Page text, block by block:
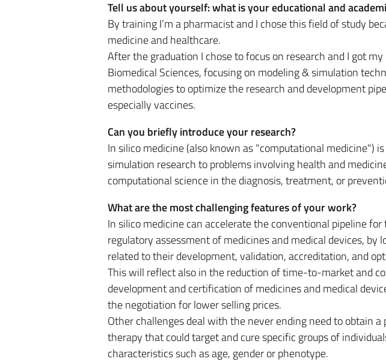
Tell us about yourself: what is your educational and
By training I’m a pharmacist and I chose this field of study
medicine and healthcare.
After the graduation I chose to focus on research and I got
Biomedical Sciences, focusing on modeling & simulation
methodologies to optimize the research and development
especially vaccines.
Can you briefly introduce your research?
In silico medicine (also known as "computational medicine")
simulation research to problems involving health and
computational science in the diagnosis, treatment, or
What are the most challenging features of your work?
In silico medicine can accelerate the conventional pipeline
regulatory assessment of medicines and medical devices, by
related to their development, validation, accreditation, and
This will reflect also in the reduction of time-to-market and
development and certification of medicines and medical
the negotiation for lower selling prices.
Other challenges deal with the never ending need to obtain a
therapy that could target and cure specific groups of
characteristics such as age, gender or phenotype.